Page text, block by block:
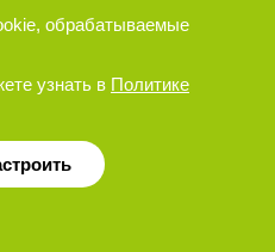
обрабатываемые
узнать в Политике